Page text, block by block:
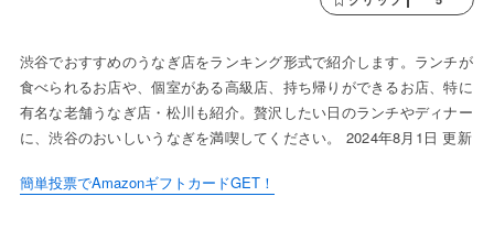
渋谷でおすすめのうなぎ店をランキング形式で紹介します。ランチが
食べられるお店や、個室がある高級店、持ち帰りができるお店、特に
有名な老舗うなぎ店・松川も紹介。贅沢したい日のランチやディナー
に、渋谷のおいしいうなぎを満喫してください。 2024年8月1日 更新
簡単投票でAmazonギフトカードGET！